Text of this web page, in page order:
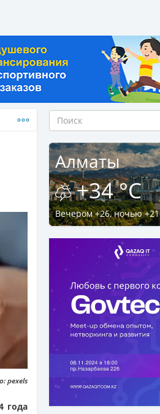
pexels
года
Алматы
+34 °C
Вечером +26, ночью +21